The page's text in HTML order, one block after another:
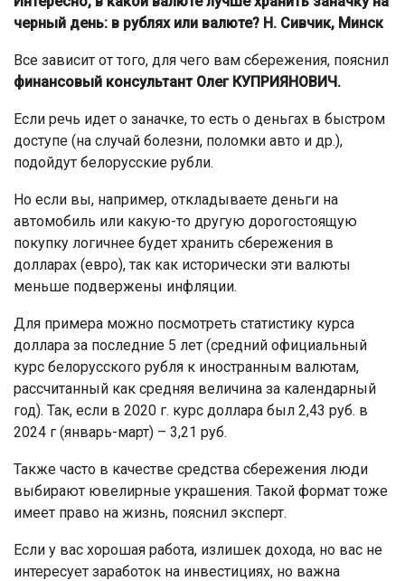
черный день: в рублях или валюте? Н. Сивчик, Минск
Все зависит от того, для чего вам сбережения, пояснил
финансовый консультант Олег КУПРИЯНОВИЧ.
Если речь идет о заначке, то есть о деньгах в быстром
доступе (на случай болезни, поломки авто и др.),
подойдут белорусские рубли.
Но если вы, например, откладываете деньги на
автомобиль или какую-то другую дорогостоящую
покупку логичнее будет хранить сбережения в
долларах (евро), так как исторически эти валюты
меньше подвержены инфляции.
Для примера можно посмотреть статистику курса
доллара за последние 5 лет (средний официальный
курс белорусского рубля к иностранным валютам,
рассчитанный как средняя величина за календарный
год). Так, если в 2020 г. курс доллара был 2,43 руб. в
2024 г (январь-март) – 3,21 руб.
Также часто в качестве средства сбережения люди
выбирают ювелирные украшения. Такой формат тоже
имеет право на жизнь, пояснил эксперт.
Если у вас хорошая работа, излишек дохода, но вас не
интересует заработок на инвестициях, но важна